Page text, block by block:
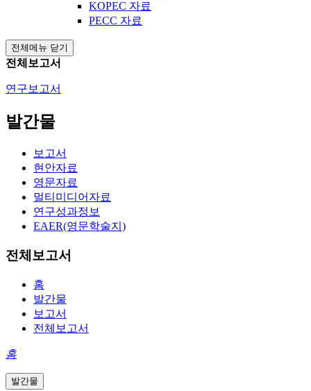
KOPEC 자료
PECC 자료
전체메뉴 닫기
전체보고서
연구보고서
발간물
보고서
현안자료
영문자료
멀티미디어자료
연구성과정보
EAER(영문학술지)
전체보고서
홈
발간물
보고서
전체보고서
홈
발간물